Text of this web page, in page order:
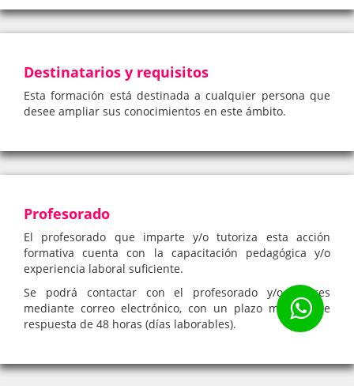
Destinatarios y requisitos
Esta formación está destinada a cualquier persona que
desee ampliar sus conocimientos en este ámbito.
Profesorado
El profesorado que imparte y/o tutoriza esta acción
formativa cuenta con la capacitación pedagógica y/o
experiencia laboral suficiente.
Se podrá contactar con el profesorado y/o tutores
mediante correo electrónico, con un plazo máximo de
respuesta de 48 horas (días laborables).